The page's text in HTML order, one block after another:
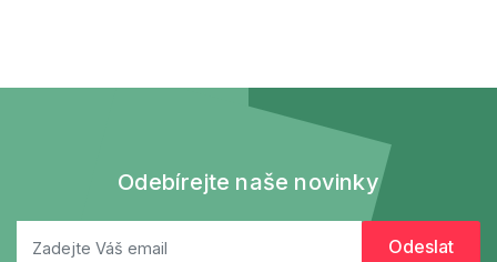
Odebírejte naše novinky